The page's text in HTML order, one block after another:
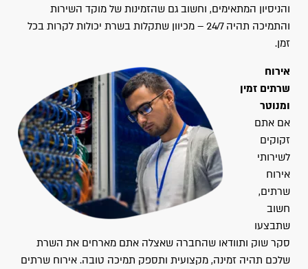
והניסיון המתאימים, וחשוב גם שהזמינות של מוקד השירות
והתמיכה תהיה 24/7 – מכיוון שתקלות בשרת יכולות לקרות בכל
זמן.
אירוח
שרתים זמין
ומנוטר
אם אתם
זקוקים
לשירותי
אירוח
שרתים,
חשוב
שתבצעו
סקר שוק ותוודאו שהחברה שאצלה אתם מארחים את השרת
שלכם תהיה זמינה, מקצועית ותספק תמיכה טובה. אירוח שרתים